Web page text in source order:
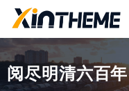
阅尽明清六百